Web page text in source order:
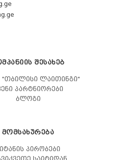
ᲨᲔᲡᲐᲮᲔᲑ
"თბილისი ლაითინგი"
პარტნიორები
ბლოგი
ᲛᲝᲛᲡᲐᲮᲣᲠᲔᲑᲐ
პირობები